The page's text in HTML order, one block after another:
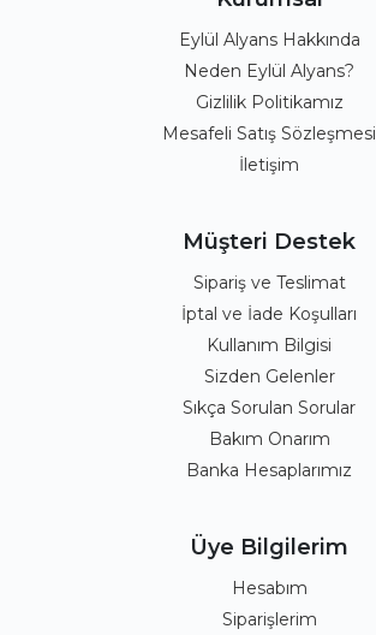
Eylül Alyans Hakkında
Neden Eylül Alyans?
Gizlilik Politikamız
Mesafeli Satış Sözleşmesi
İletişim
Müşteri Destek
Sipariş ve Teslimat
İptal ve İade Koşulları
Kullanım Bilgisi
Sizden Gelenler
Sıkça Sorulan Sorular
Bakım Onarım
Banka Hesaplarımız
Üye Bilgilerim
Hesabım
Siparişlerim